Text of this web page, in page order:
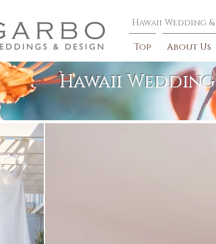
​Hawaii Wedding &
Top About Us
Hawaii